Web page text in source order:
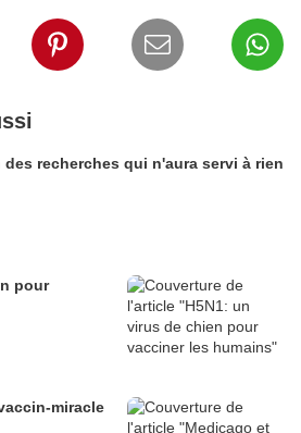
recherches qui n'aura servi à rien
pour
miracle